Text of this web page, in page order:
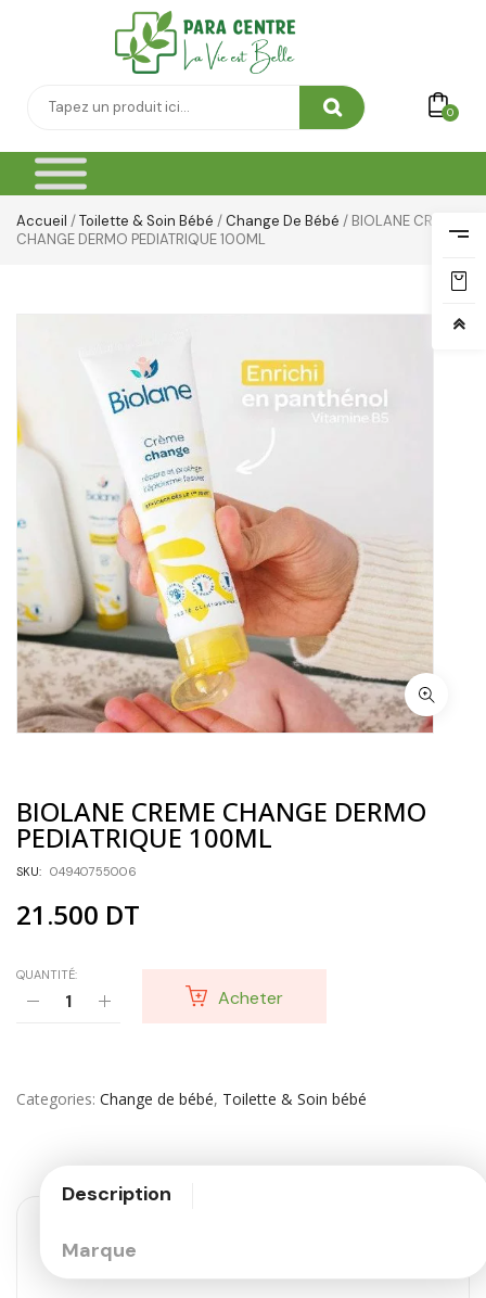
0
Accueil /Toilette & Soin Bébé /Change De Bébé / BIOLANE CREME
CHANGE DERMO PEDIATRIQUE 100ML
BIOLANE CREME CHANGE DERMO
PEDIATRIQUE 100ML
SKU: 04940755006
21.500 DT
QUANTITÉ:
Acheter
Categories Change de bébé, Toilette & Soin bébé
Description
Marque